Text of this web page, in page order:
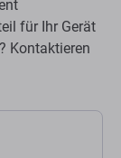
für Ihr Gerät
Kontaktieren